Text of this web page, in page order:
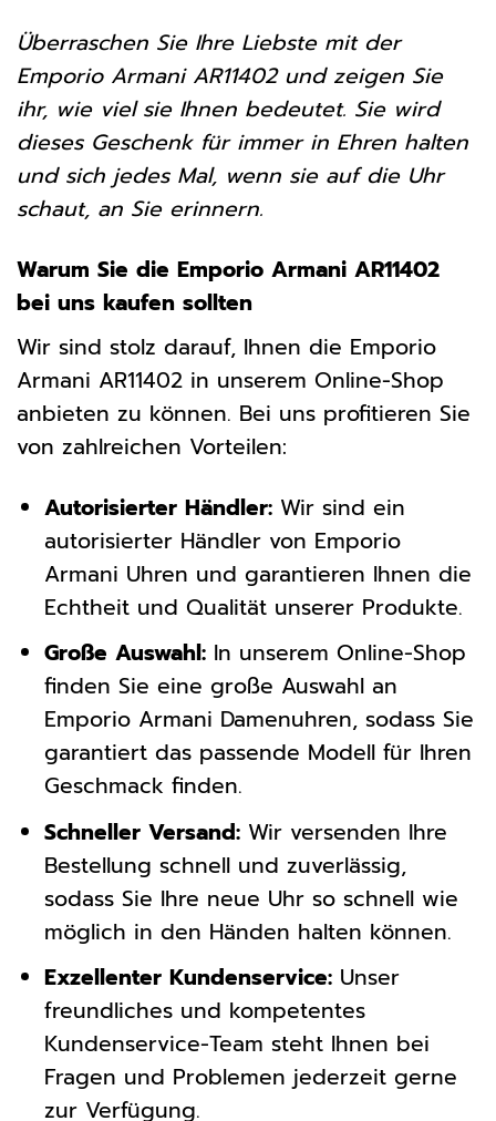
Überraschen Sie Ihre Liebste mit der
Emporio Armani AR11402 und zeigen Sie
ihr, wie viel sie Ihnen bedeutet. Sie wird
dieses Geschenk für immer in Ehren halten
und sich jedes Mal, wenn sie auf die Uhr
schaut, an Sie erinnern.
Warum Sie die Emporio Armani AR11402
bei uns kaufen sollten
Wir sind stolz darauf, Ihnen die Emporio
Armani AR11402 in unserem Online-Shop
anbieten zu können. Bei uns profitieren Sie
von zahlreichen Vorteilen:
Autorisierter Händler:Wir sind ein
autorisierter Händler von Emporio
Armani Uhren und garantieren Ihnen die
Echtheit und Qualität unserer Produkte.
Große Auswahl:In unserem Online-Shop
finden Sie eine große Auswahl an
Emporio Armani Damenuhren, sodass Sie
garantiert das passende Modell für Ihren
Geschmack finden.
Schneller Versand:Wir versenden Ihre
Bestellung schnell und zuverlässig,
sodass Sie Ihre neue Uhr so schnell wie
möglich in den Händen halten können.
Exzellenter Kundenservice:Unser
freundliches und kompetentes
Kundenservice-Team steht Ihnen bei
Fragen und Problemen jederzeit gerne
zur Verfügung.